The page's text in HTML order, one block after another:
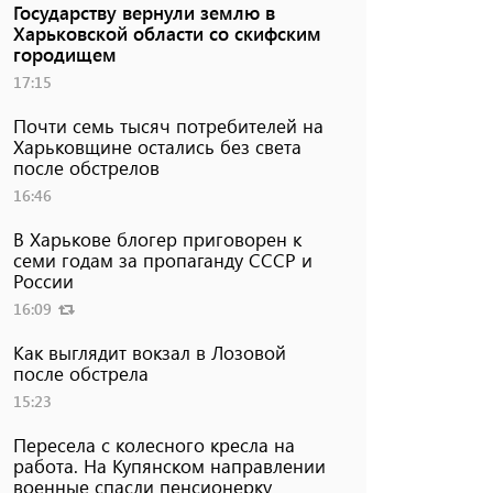
Государству вернули землю в
Харьковской области со скифским
городищем
17:15
Почти семь тысяч потребителей на
Харьковщине остались без света
после обстрелов
16:46
В Харькове блогер приговорен к
семи годам за пропаганду СССР и
России
16:09
Как выглядит вокзал в Лозовой
после обстрела
15:23
Пересела с колесного кресла на
работа. На Купянском направлении
военные спасли пенсионерку